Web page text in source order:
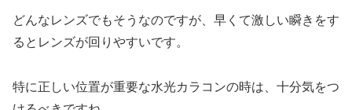
どんなレンズでもそうなのですが、早くて激しい瞬きをす
るとレンズが回りやすいです。
特に正しい位置が重要な水光カラコンの時は、十分気をつ